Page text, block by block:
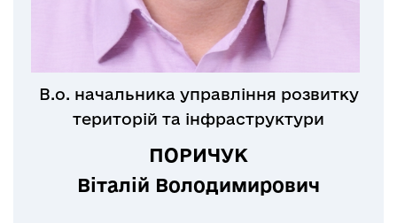
В.о. начальника управління розвитку
територій та інфраструктури
ПОРИЧУК
Віталій Володимирович